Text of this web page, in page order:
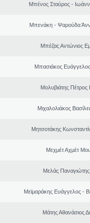
Μπένος Σταύρος -
Μπενάκη - Ψαρούδα
Μπέζας Αντώνιος
Μπασιάκος
Μολυβιάτης Πέτρος
Μιχαλολιάκος
Μητσοτάκης
Μεχμέτ Αχμέτ
Μελάς
Μεϊμαράκης Ευάγγελος -
Μάτης Αθανάσιος